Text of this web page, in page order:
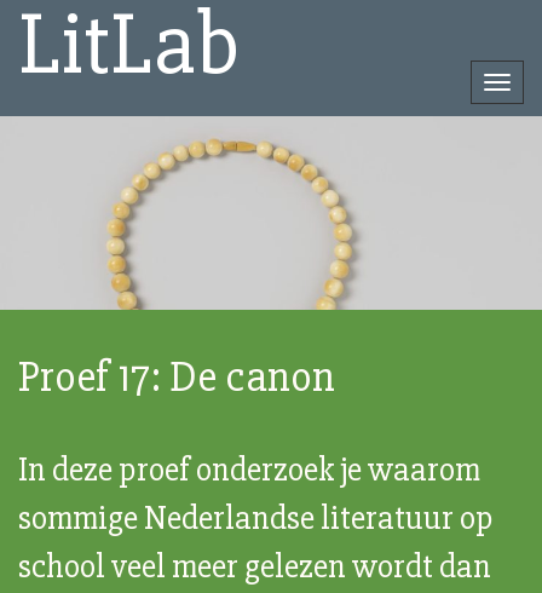
LitLab
Proef 17: De canon
In deze proef onderzoek je waarom
sommige Nederlandse literatuur op
school veel meer gelezen wordt dan